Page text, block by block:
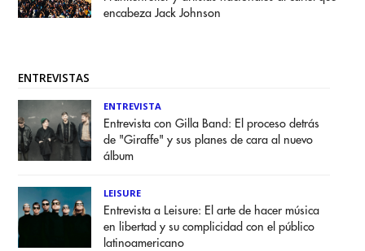
encabeza Jack Johnson
ENTREVISTAS
ENTREVISTA
Entrevista con Gilla Band: El proceso detrás
de "Giraffe" y sus planes de cara al nuevo
álbum
LEISURE
Entrevista a Leisure: El arte de hacer música
en libertad y su complicidad con el público
latinoamericano